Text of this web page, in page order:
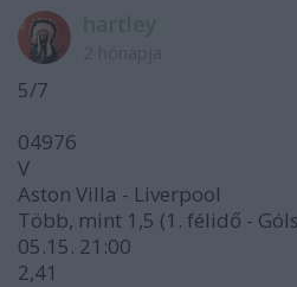
5/7
04976
V
Aston Villa - Liverpool
Több, mint 1,5 (1. félidő -
05.15. 21:00
2,41